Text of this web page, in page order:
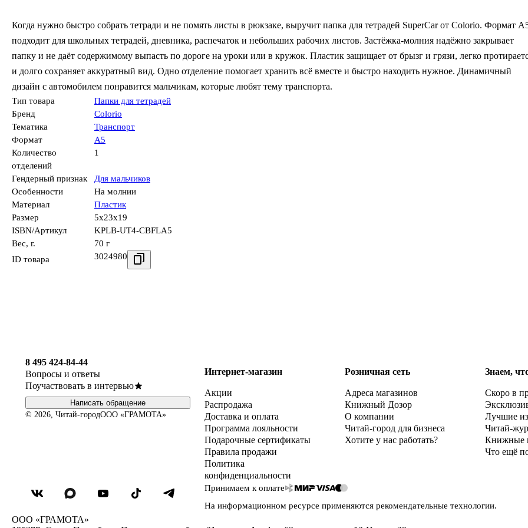
Когда нужно быстро собрать тетради и не помять листы в рюкзаке, выручит папка для тетрадей SuperCar от Colorio. Формат
подходит для школьных тетрадей, дневника, распечаток и небольших рабочих листов. Застёжка-молния надёжно закрывает
папку и не даёт содержимому выпасть по дороге на уроки или в кружок. Пластик защищает от брызг и грязи, легко
и долго сохраняет аккуратный вид. Одно отделение помогает хранить всё вместе и быстро находить нужное. Динамичный
дизайн с автомобилем понравится мальчикам, которые любят тему транспорта.
Тип товара
Папки для тетрадей
Бренд
Colorio
Тематика
Транспорт
Формат
А5
Количество
отделений
1
Гендерный признак
Для мальчиков
Особенности
На молнии
Материал
Пластик
Размер
5x23x19
ISBN/Артикул
KPLB-UT4-CBFLA5
Вес, г.
70 г
ID товара
3024980
8 495 424-84-44
Вопросы и ответы
Поучаствовать в интервью
Написать обращение
© 2026, Читай-городООО «ГРАМОТА»
Интернет-магазин
Акции
Распродажа
Доставка и оплата
Программа лояльности
Подарочные сертификаты
Правила продажи
Политика
конфиденциальности
Розничная сеть
Адреса магазинов
Книжный Дозор
О компании
Читай-город для бизнеса
Хотите у нас работать?
Знаем,
Скоро в
Лучшие
Читай-
Книжные
Что ещё
Принимаем к оплате
На информационном ресурсе применяются рекомендательные технологии.
ООО «ГРАМОТА»